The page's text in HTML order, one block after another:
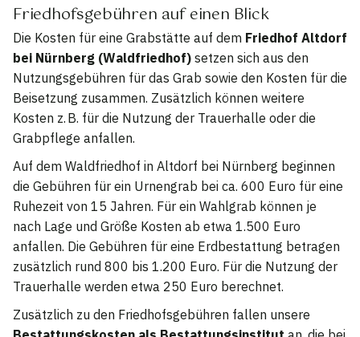
Friedhofsgebühren auf einen Blick
Die Kosten für eine Grabstätte auf dem Friedhof Altdorf
bei Nürnberg (Waldfriedhof) setzen sich aus den
Nutzungsgebühren für das Grab sowie den Kosten für die
Beisetzung zusammen. Zusätzlich können weitere
Kosten z. B. für die Nutzung der Trauerhalle oder die
Grabpflege anfallen.
Auf dem Waldfriedhof in Altdorf bei Nürnberg beginnen
die Gebühren für ein Urnengrab bei ca. 600 Euro für eine
Ruhezeit von 15 Jahren. Für ein Wahlgrab können je
nach Lage und Größe Kosten ab etwa 1.500 Euro
anfallen. Die Gebühren für eine Erdbestattung betragen
zusätzlich rund 800 bis 1.200 Euro. Für die Nutzung der
Trauerhalle werden etwa 250 Euro berechnet.
Zusätzlich zu den Friedhofsgebühren fallen unsere